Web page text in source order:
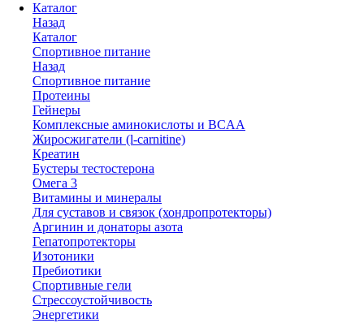
Каталог
Назад
Каталог
Спортивное питание
Назад
Спортивное питание
Протеины
Гейнеры
Комплексные аминокислоты и BCAA
Жиросжигатели (l-carnitine)
Креатин
Бустеры тестостерона
Омега 3
Витамины и минералы
Для суставов и связок (хондропротекторы)
Аргинин и донаторы азота
Гепатопротекторы
Изотоники
Пребиотики
Спортивные гели
Стрессоустойчивость
Энергетики